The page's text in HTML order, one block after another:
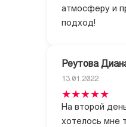
атмосферу и
подход!
Реутова
13.01.2022
На второй
хотелось мне